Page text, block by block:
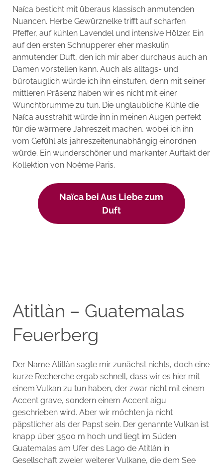
Naïca besticht mit überaus klassisch anmutenden
Nuancen. Herbe Gewürznelke trifft auf scharfen
Pfeffer, auf kühlen Lavendel und intensive Hölzer. Ein
auf den ersten Schnupperer eher maskulin
anmutender Duft, den ich mir aber durchaus auch an
Damen vorstellen kann. Auch als alltags- und
bürotauglich würde ich ihn einstufen, denn mit seiner
mittleren Präsenz haben wir es nicht mit einer
Wunchtbrumme zu tun. Die unglaubliche Kühle die
Naïca ausstrahlt würde ihn in meinen Augen perfekt
für die wärmere Jahreszeit machen, wobei ich ihn
vom Gefühl als jahreszeitenunabhängig einordnen
würde. Ein wunderschöner und markanter Auftakt der
Kollektion von Noème Paris.
Naïca bei Aus Liebe zum
Duft
Atitlàn – Guatemalas
Feuerberg
Der Name Atitlàn sagte mir zunächst nichts, doch eine
kurze Recherche ergab schnell, dass wir es hier mit
einem Vulkan zu tun haben, der zwar nicht mit einem
Accent grave, sondern einem Accent aigu
geschrieben wird. Aber wir möchten ja nicht
päpstlicher als der Papst sein. Der genannte Vulkan ist
knapp über 3500 m hoch und liegt im Süden
Guatemalas am Ufer des Lago de Atitlán in
Gesellschaft zweier weiterer Vulkane, die dem See